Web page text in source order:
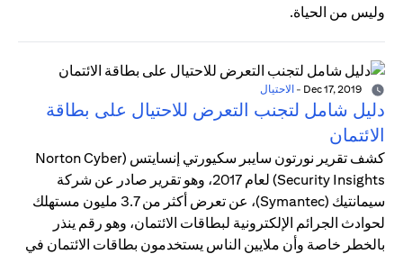
وليس من الحياة.
- الاحتيال
دليل شامل لتجنب التعرض للاحتيال على بطاقة
الائتمان
كشف تقرير نورتون سايبر سكيورتي إنسايتس (Norton Cyber
Security Insights) لعام 2017، وهو تقرير صادر عن شركة
سيمانتيك (Symantec)، عن تعرض أكثر من 3.7 مليون مستهلك
لحوادث الجرائم الإلكترونية لبطاقات الائتمان، وهو رقم ينذر
بالخطر خاصة وأن ملايين الناس يستخدمون بطاقات الائتمان في